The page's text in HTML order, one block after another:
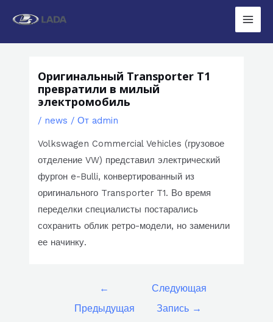
Main
Оригинальный Transporter T1
превратили в милый
электромобиль
/ news / От admin
Volkswagen Commercial Vehicles (грузовое
отделение VW) представил электрический
фургон e-Bulli, конвертированный из
оригинального Transporter T1. Во время
переделки специалисты постарались
сохранить облик ретро-модели, но заменили
ее начинку.
←
Предыдущая
Следующая
Запись →